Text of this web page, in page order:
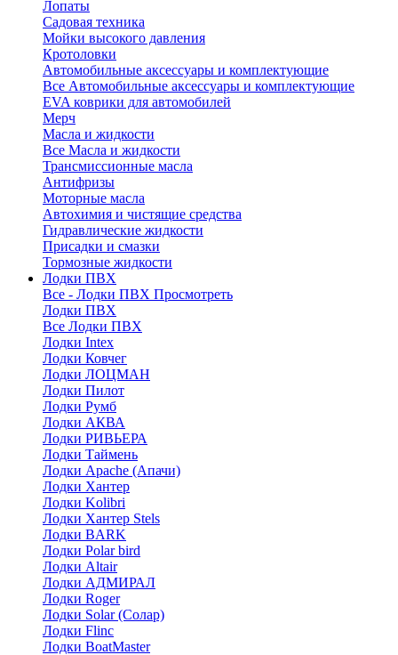
Лопаты
Садовая техника
Мойки высокого давления
Кротоловки
Автомобильные аксессуары и комплектующие
Все Автомобильные аксессуары и комплектующие
EVA коврики для автомобилей
Мерч
Масла и жидкости
Все Масла и жидкости
Трансмиссионные масла
Антифризы
Моторные масла
Автохимия и чистящие средства
Гидравлические жидкости
Присадки и смазки
Тормозные жидкости
Лодки ПВХ
Все - Лодки ПВХ Просмотреть
Лодки ПВХ
Все Лодки ПВХ
Лодки Intex
Лодки Ковчег
Лодки ЛОЦМАН
Лодки Пилот
Лодки Румб
Лодки АКВА
Лодки РИВЬЕРА
Лодки Таймень
Лодки Apache (Апачи)
Лодки Хантер
Лодки Kolibri
Лодки Хантер Stels
Лодки BARK
Лодки Polar bird
Лодки Altair
Лодки АДМИРАЛ
Лодки Roger
Лодки Solar (Солар)
Лодки Flinc
Лодки BoatMaster